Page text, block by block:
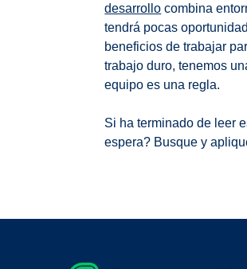
desarrollo combina
tendrá pocas
beneficios de trabajar
trabajo duro, tenemos
equipo es una regla.
Si ha terminado de leer
espera? Busque y